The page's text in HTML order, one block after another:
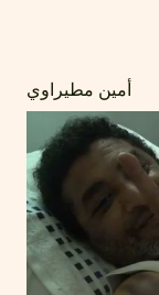
أمين مطيراوي